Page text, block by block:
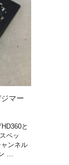
マー
と
ペッ
ンネル
…